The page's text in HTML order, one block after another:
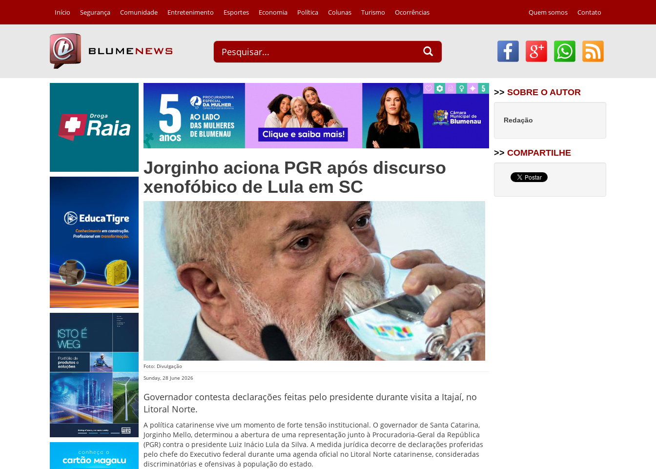
Início Segurança Comunidade Entretenimento Esportes Economia Política Colunas Turismo Ocorrências Quem somos Contato
Jorginho aciona PGR após discurso
xenofóbico de Lula em SC
Foto: Divulgação
Sunday, 28 June 2026
Governador contesta declarações feitas pelo presidente durante visita a Itajaí, no
Litoral Norte.
A política catarinense vive um momento de forte tensão institucional. O governador de Santa Catarina,
Jorginho Mello, determinou a abertura de uma representação junto à Procuradoria-Geral da República
(PGR) contra o presidente Luiz Inácio Lula da Silva. A medida jurídica decorre de declarações proferidas
pelo chefe do Executivo federal durante uma agenda oficial no Litoral Norte catarinense, consideradas
discriminatórias e ofensivas à população do estado.
>> SOBRE O AUTOR
Redação
>> COMPARTILHE